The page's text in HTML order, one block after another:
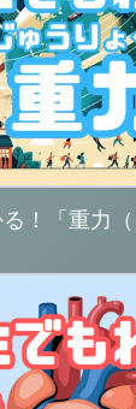
！「重力（